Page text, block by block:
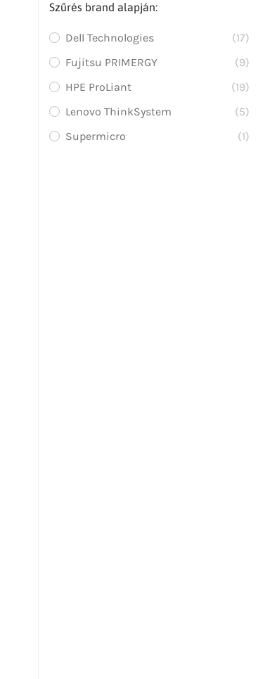
Szűrés brand alapján:
Dell Technologies
(17)
Fujitsu PRIMERGY
(9)
HPE ProLiant
(19)
Lenovo ThinkSystem
(5)
Supermicro
(1)